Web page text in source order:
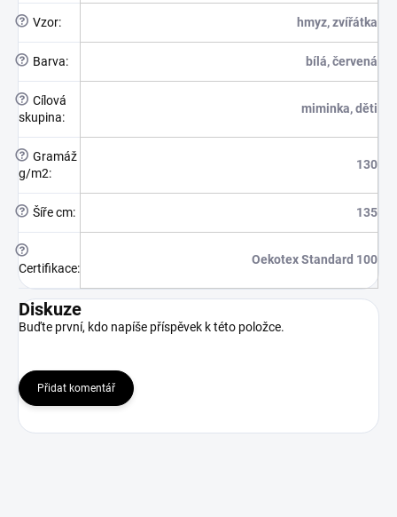
? Vzor: hmyz, zvířátka
? Barva: bílá, červená
? Cílová
skupina:
miminka, děti
? Gramáž
g/m2:
130
? Šíře cm: 135
?
Certifikace:
Oekotex Standard 100
Diskuze
Buďte první, kdo napíše příspěvek k této položce.
Přidat komentář